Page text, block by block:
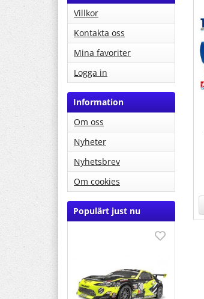
Villkor
Kontakta oss
Mina favoriter
Logga in
Information
Om oss
Nyheter
Nyhetsbrev
Om cookies
Populärt just nu